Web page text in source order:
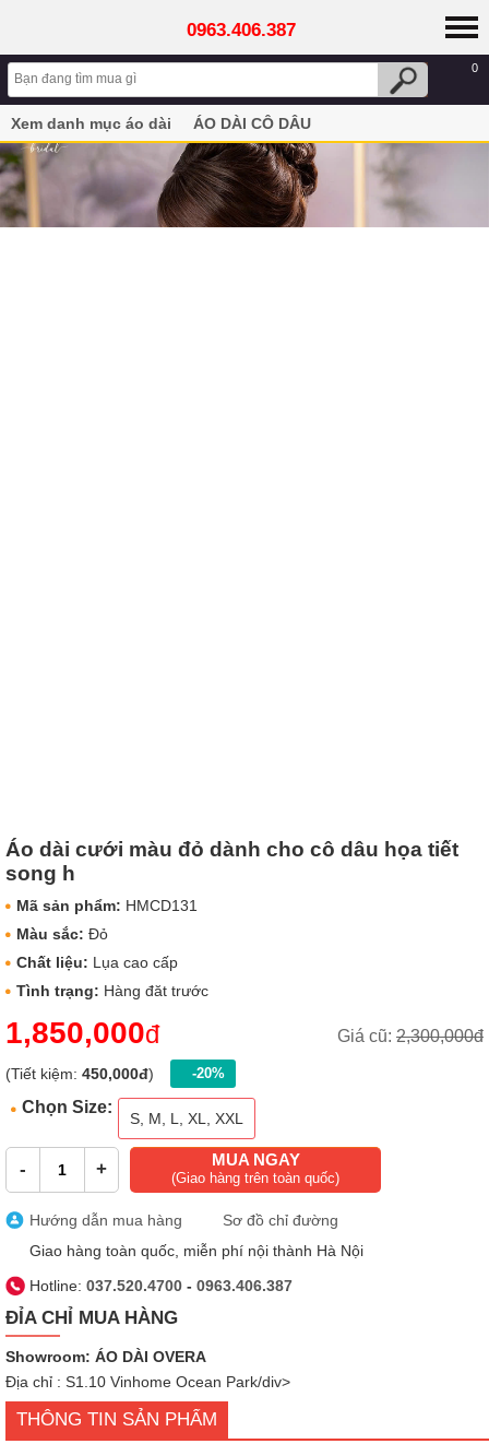
0963.406.387
0
Xem danh mục áo dài
ÁO DÀI CÔ DÂU
Áo dài cưới màu đỏ dành cho cô dâu họa tiết song h
Áo dài cưới màu đỏ dành cho cô dâu họa tiết
song h
Mã sản phẩm: HMCD131
Màu sắc: Đỏ
Chất liệu: Lụa cao cấp
Tình trạng: Hàng đăt trước
Giá cũ: 2,300,000đ
1,850,000đ
(Tiết kiệm: 450,000đ) -20%
Chọn Size:
S, M, L, XL, XXL
- + MUA NGAY
(Giao hàng trên toàn quốc)
Hướng dẫn mua hàng
Sơ đồ chỉ đường
Giao hàng toàn quốc, miễn phí nội thành Hà Nội
Hotline: 037.520.4700 - 0963.406.387
ĐỈA CHỈ MUA HÀNG
Showroom: ÁO DÀI OVERA
Địa chỉ : S1.10 Vinhome Ocean Park/div>
THÔNG TIN SẢN PHẨM